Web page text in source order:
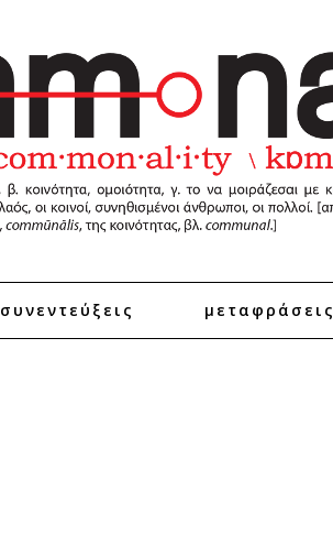
συνεντεύξεις μεταφράσεις